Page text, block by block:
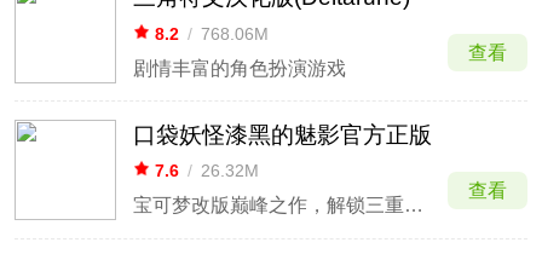
8.2 / 768.06M
剧情丰富的角色扮演游戏
查看
口袋妖怪漆黑的魅影官方正版
7.6 / 26.32M
宝可梦改版巅峰之作，解锁三重平宇宙冒险
查看